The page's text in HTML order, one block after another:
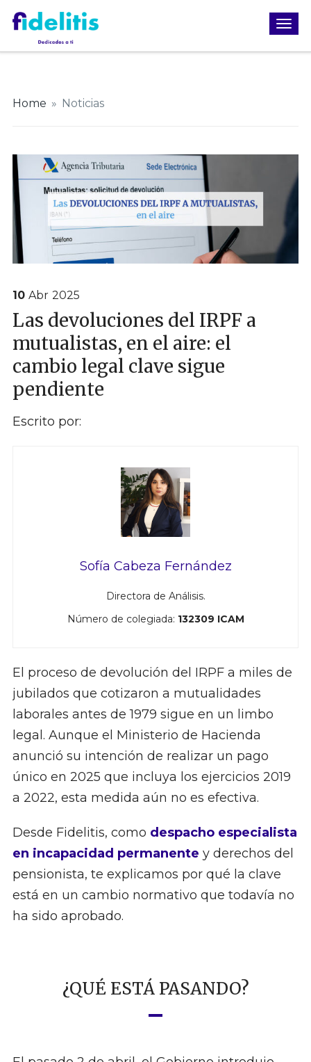
Home » Noticias
10 Abr 2025
Las devoluciones del IRPF a
mutualistas, en el aire: el
cambio legal clave sigue
pendiente
Escrito por:
Sofía Cabeza Fernández
Directora de Análisis.
Número de colegiada: 132309 ICAM
El proceso de devolución del IRPF a miles de
jubilados que cotizaron a mutualidades
laborales antes de 1979 sigue en un limbo
legal. Aunque el Ministerio de Hacienda
anunció su intención de realizar un pago
único en 2025 que incluya los ejercicios 2019
a 2022, esta medida aún no es efectiva.
Desde Fidelitis, como despacho especialista
en incapacidad permanente y derechos del
pensionista, te explicamos por qué la clave
está en un cambio normativo que todavía no
ha sido aprobado.
¿QUÉ ESTÁ PASANDO?